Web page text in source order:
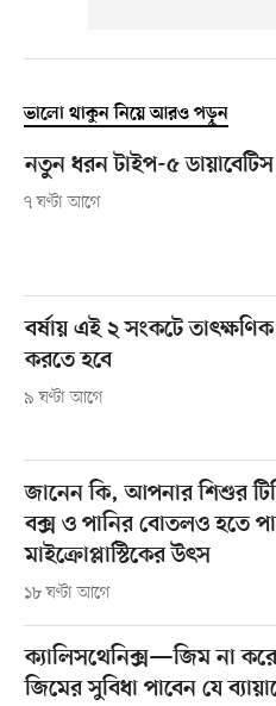
ভালো থাকুন নিয়ে আরও পড়ুন
নতুন ধরন টাইপ-৫ ডায়াবেটিস
৭ ঘণ্টা আগে
বর্ষায় এই ২ সংকটে তাৎক্ষণিক
করতে হবে
৯ ঘণ্টা আগে
জানেন কি, আপনার শিশুর
বক্স ও পানির বোতলও হতে
মাইক্রোপ্লাস্টিকের উৎস
১৮ ঘণ্টা আগে
ক্যালিসথেনিক্স—জিম না
জিমের সুবিধা পাবেন যে